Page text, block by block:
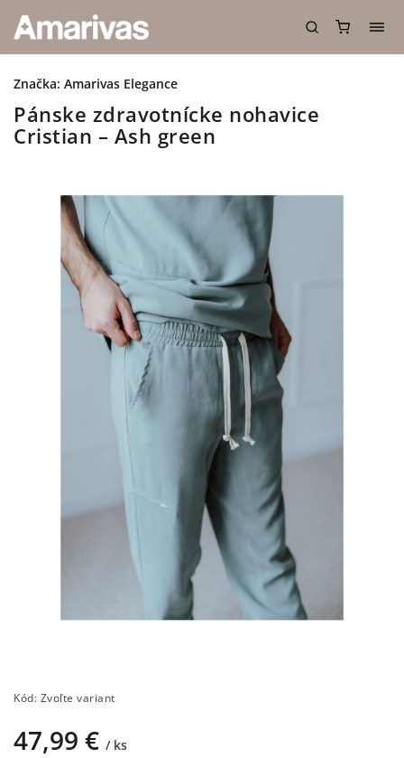
Pánske zdravotnícke nohavice
Cristian – Ash green
Kód: Zvoľte variant
47,99 € / ks
Značka: Amarivas Elegance